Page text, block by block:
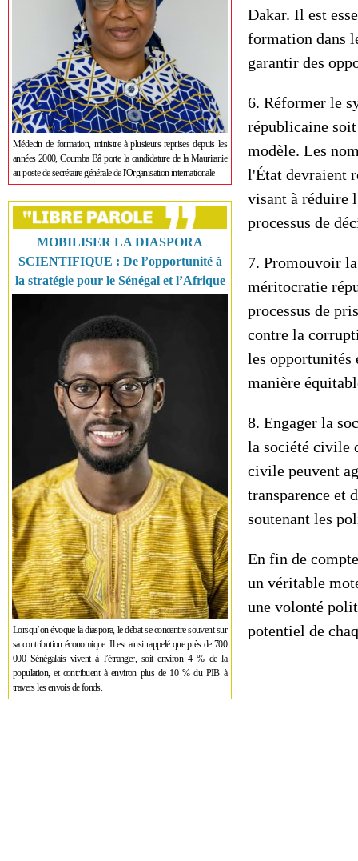
Médecin de formation, ministre à plusieurs reprises depuis les
années 2000, Coumba Bâ porte la candidature de la Mauritanie
au poste de secrétaire générale de l'Organisation internationale
MOBILISER LA DIASPORA
SCIENTIFIQUE : De l’opportunité à
la stratégie pour le Sénégal et l’Afrique
Lorsqu’on évoque la diaspora, le débat se concentre souvent sur
sa contribution économique. Il est ainsi rappelé que près de 700
000 Sénégalais vivent à l’étranger, soit environ 4 % de la
population, et contribuent à environ plus de 10 % du PIB à
travers les envois de fonds.
Dakar. Il est
formation dans
garantir des
6. Réformer le
républicaine
modèle. Les
l'État devraient
visant à réduire
processus de
7. Promouvoir
méritocratie
processus de
contre la
les opportunités
manière
8. Engager la
la société civile
civile peuvent
transparence et
soutenant les
En fin de
un véritable
une volonté
potentiel de